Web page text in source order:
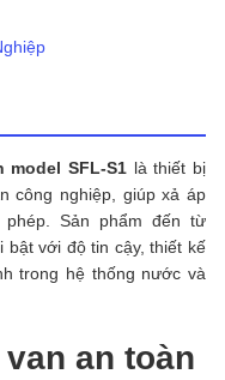
model SFL-S1 là thiết bị
công nghiệp, giúp xả áp
Sản phẩm đến từ
bật với độ tin cậy, thiết kế
trong hệ thống nước và
an toàn